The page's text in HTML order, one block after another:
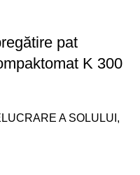
pat
K 300
A SOLULUI ,